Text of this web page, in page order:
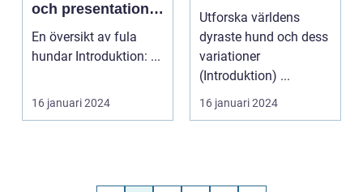
och presentation
av olika typer,
mätningar,
En översikt av fula
hundar Introduktion: ...
16 januari 2024
Utforska världens
dyraste hund och dess
variationer
(Introduktion) ...
16 januari 2024